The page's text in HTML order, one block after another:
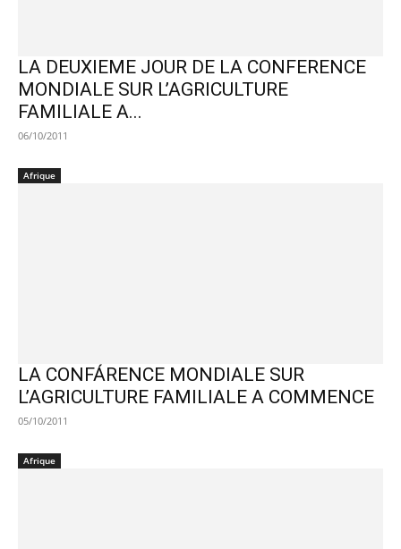
LA DEUXIEME JOUR DE LA CONFERENCE
MONDIALE SUR L’AGRICULTURE
FAMILIALE A...
06/10/2011
Afrique
LA CONFÁRENCE MONDIALE SUR
L’AGRICULTURE FAMILIALE A COMMENCE
05/10/2011
Afrique